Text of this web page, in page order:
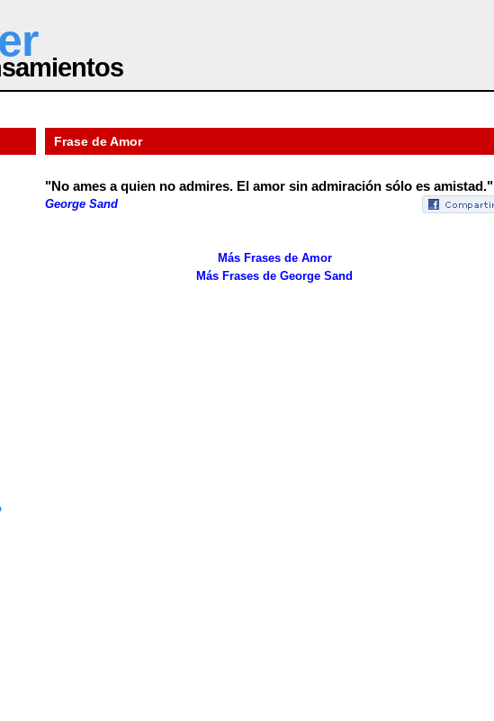
Frase de Amor
"No ames a quien no admires. El amor sin admiración sólo es amistad."
George Sand
Más Frases de Amor
Más Frases de George Sand